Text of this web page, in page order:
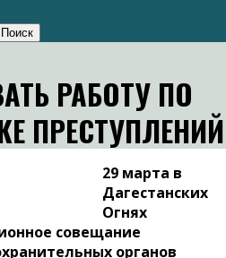
РАБОТУ ПО
ПРЕСТУПЛЕНИЙ
29 марта в
Дагестанских
Огнях
совещание
органов